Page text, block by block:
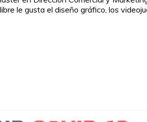
le gusta el diseño gráfico, los